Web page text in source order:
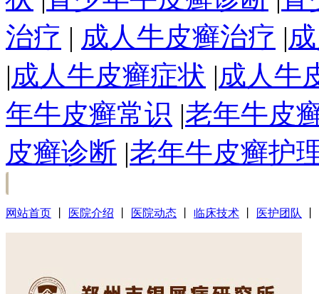
治疗 | 成人牛皮癣治疗 |
|成人牛皮癣症状 |成人牛
年牛皮癣常识 |老年牛皮
皮癣诊断 |老年牛皮癣护
网站首页 医院介绍 医院动态 临床技术 医护团队